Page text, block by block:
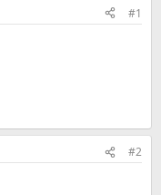
#1
#2